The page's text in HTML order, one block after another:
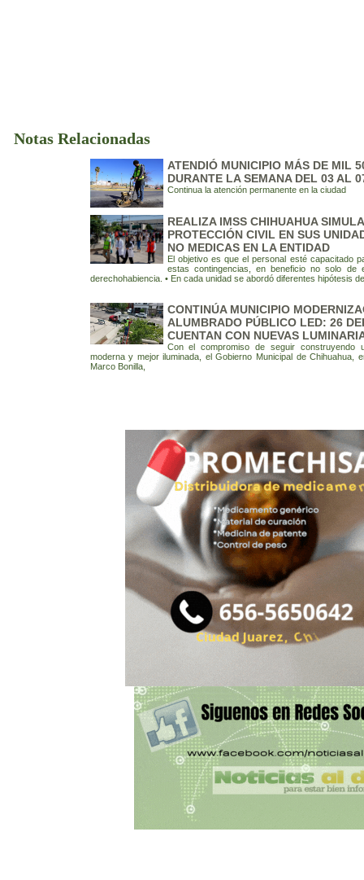
Notas Relacionadas
ATENDIÓ MUNICIPIO MÁS DE MIL
DURANTE LA SEMANA DEL 03 AL
Continua la atención permanente en la ciudad
REALIZA IMSS CHIHUAHUA
PROTECCIÓN CIVIL EN SUS
NO MEDICAS EN LA ENTIDAD
El objetivo es que el personal esté capacitado
estas contingencias, en beneficio no solo de
derechohabiencia. • En cada unidad se abordó diferentes hipótesis
CONTINÚA MUNICIPIO
ALUMBRADO PÚBLICO LED: 26
CUENTAN CON NUEVAS
Con el compromiso de seguir construyendo
moderna y mejor iluminada, el Gobierno Municipal de Chihuahua,
Marco Bonilla,